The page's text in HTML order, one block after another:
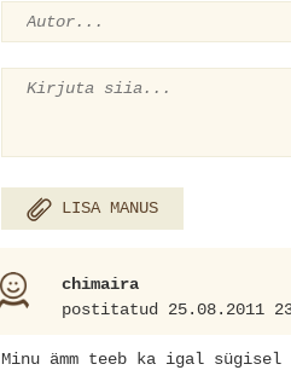
LISA MANUS
chimaira
postitatud 25.08.2011
Minu ämm teeb ka igal